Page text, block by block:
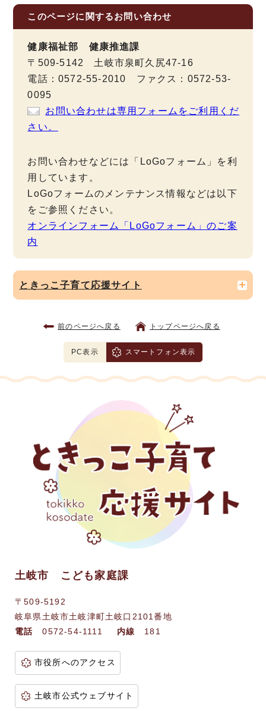
このページに関するお問い合わせ
健康福祉部 健康推進課
〒509-5142 土岐市泉町久尻47-16
電話：0572-55-2010 ファクス：0572-53-
0095
お問い合わせは専用フォームをご利用くだ
さい。
お問い合わせなどには「LoGoフォーム」を利
用しています。
LoGoフォームのメンテナンス情報などは以下
をご参照ください。
オンラインフォーム「LoGoフォーム」のご案
内
ときっこ子育て応援サイト
前のページへ戻る トップページへ戻る
PC表示 スマートフォン表示
土岐市 こども家庭課
〒509-5192
岐阜県土岐市土岐津町土岐口2101番地
電話
0572-54-1111 内線 181
市役所へのアクセス
土岐市公式ウェブサイト